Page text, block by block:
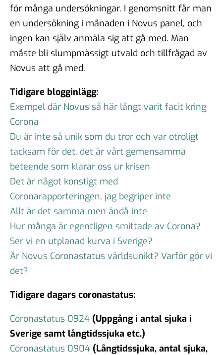
för många undersökningar. I genomsnitt får man
en undersökning i månaden i Novus panel, och
ingen kan själv anmäla sig att gå med. Man
måste bli slumpmässigt utvald och tillfrågad av
Novus att gå med.
Tidigare blogginlägg:
Exempel där Novus så här långt varit facit kring
Corona
Du är inte så unik som du tror och var otroligt
tacksam för det, det är vårt gemensamma
beteende som klarar oss ur krisen
Det är något konstigt med
Coronarapporteringen, jag begriper inte
Allt är det samma men ändå inte
Hur många är egentligen smittade av Corona?
Ser vi en utplanad kurva i Sverige?
Är Novus Coronastatus världsunikt? Varför gör vi
det?
Tidigare dagars coronastatus:
Coronastatus 0924 (Uppgång i antal sjuka i
Sverige samt långtidssjuka etc.)
Coronastatus 0904 (Långtidssjuka, antal sjuka,